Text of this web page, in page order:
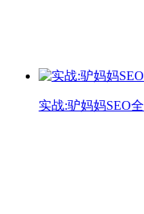
实战:驴妈妈SEO